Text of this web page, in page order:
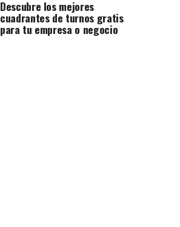
Descubre los mejores
cuadrantes de turnos gratis
para tu empresa o negocio